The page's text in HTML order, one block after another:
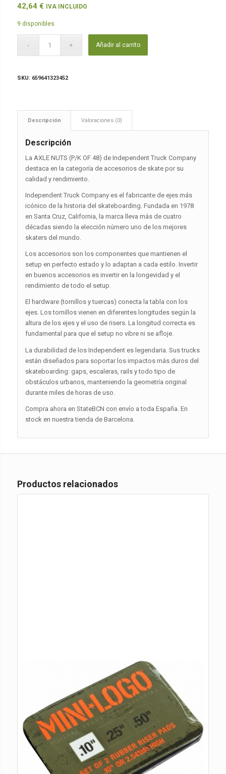
42,64 € IVA INCLUIDO
9 disponibles
Añadir al carrito
SKU: 659641323452
Descripción Valoraciones (0)
Descripción
La AXLE NUTS (P/K OF 48) de Independent Truck Company
destaca en la categoría de accesorios de skate por su
calidad y rendimiento.
Independent Truck Company es el fabricante de ejes más
icónico de la historia del skateboarding. Fundada en 1978
en Santa Cruz, California, la marca lleva más de cuatro
décadas siendo la elección número uno de los mejores
skaters del mundo.
Los accesorios son los componentes que mantienen el
setup en perfecto estado y lo adaptan a cada estilo. Invertir
en buenos accesorios es invertir en la longevidad y el
rendimiento de todo el setup.
El hardware (tornillos y tuercas) conecta la tabla con los
ejes. Los tornillos vienen en diferentes longitudes según la
altura de los ejes y el uso de risers. La longitud correcta es
fundamental para que el setup no vibre ni se afloje.
La durabilidad de los Independent es legendaria. Sus trucks
están diseñados para soportar los impactos más duros del
skateboarding: gaps, escaleras, rails y todo tipo de
obstáculos urbanos, manteniendo la geometría original
durante miles de horas de uso.
Compra ahora en StateBCN con envío a toda España. En
stock en nuestra tienda de Barcelona.
Productos relacionados